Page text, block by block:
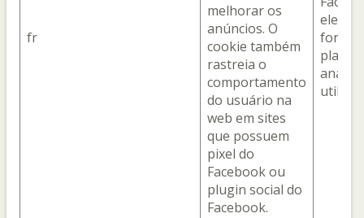
fr
melhorar os
anúncios. O
cookie também
rastreia o
comportamento
do usuário na
web em sites
que possuem
pixel do
Facebook ou
plugin social do
Facebook.
ele é o